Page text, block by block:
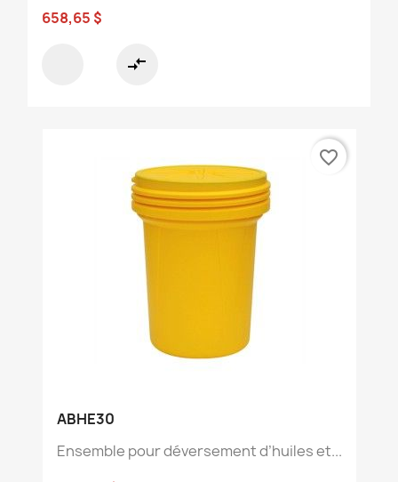
658,65 $
compare_arrows
ABHE30
Ensemble pour déversement d’huiles et...
favorite_border